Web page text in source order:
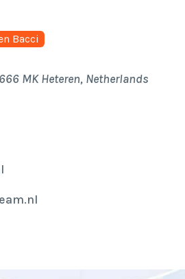
Bacci
MK Heteren, Netherlands